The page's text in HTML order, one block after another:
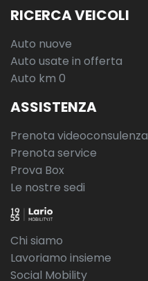
RICERCA VEICOLI
Auto nuove
Auto usate in offerta
Auto km 0
ASSISTENZA
Prenota videoconsulenza
Prenota service
Prova Box
Le nostre sedi
Chi siamo
Lavoriamo insieme
Social Mobility